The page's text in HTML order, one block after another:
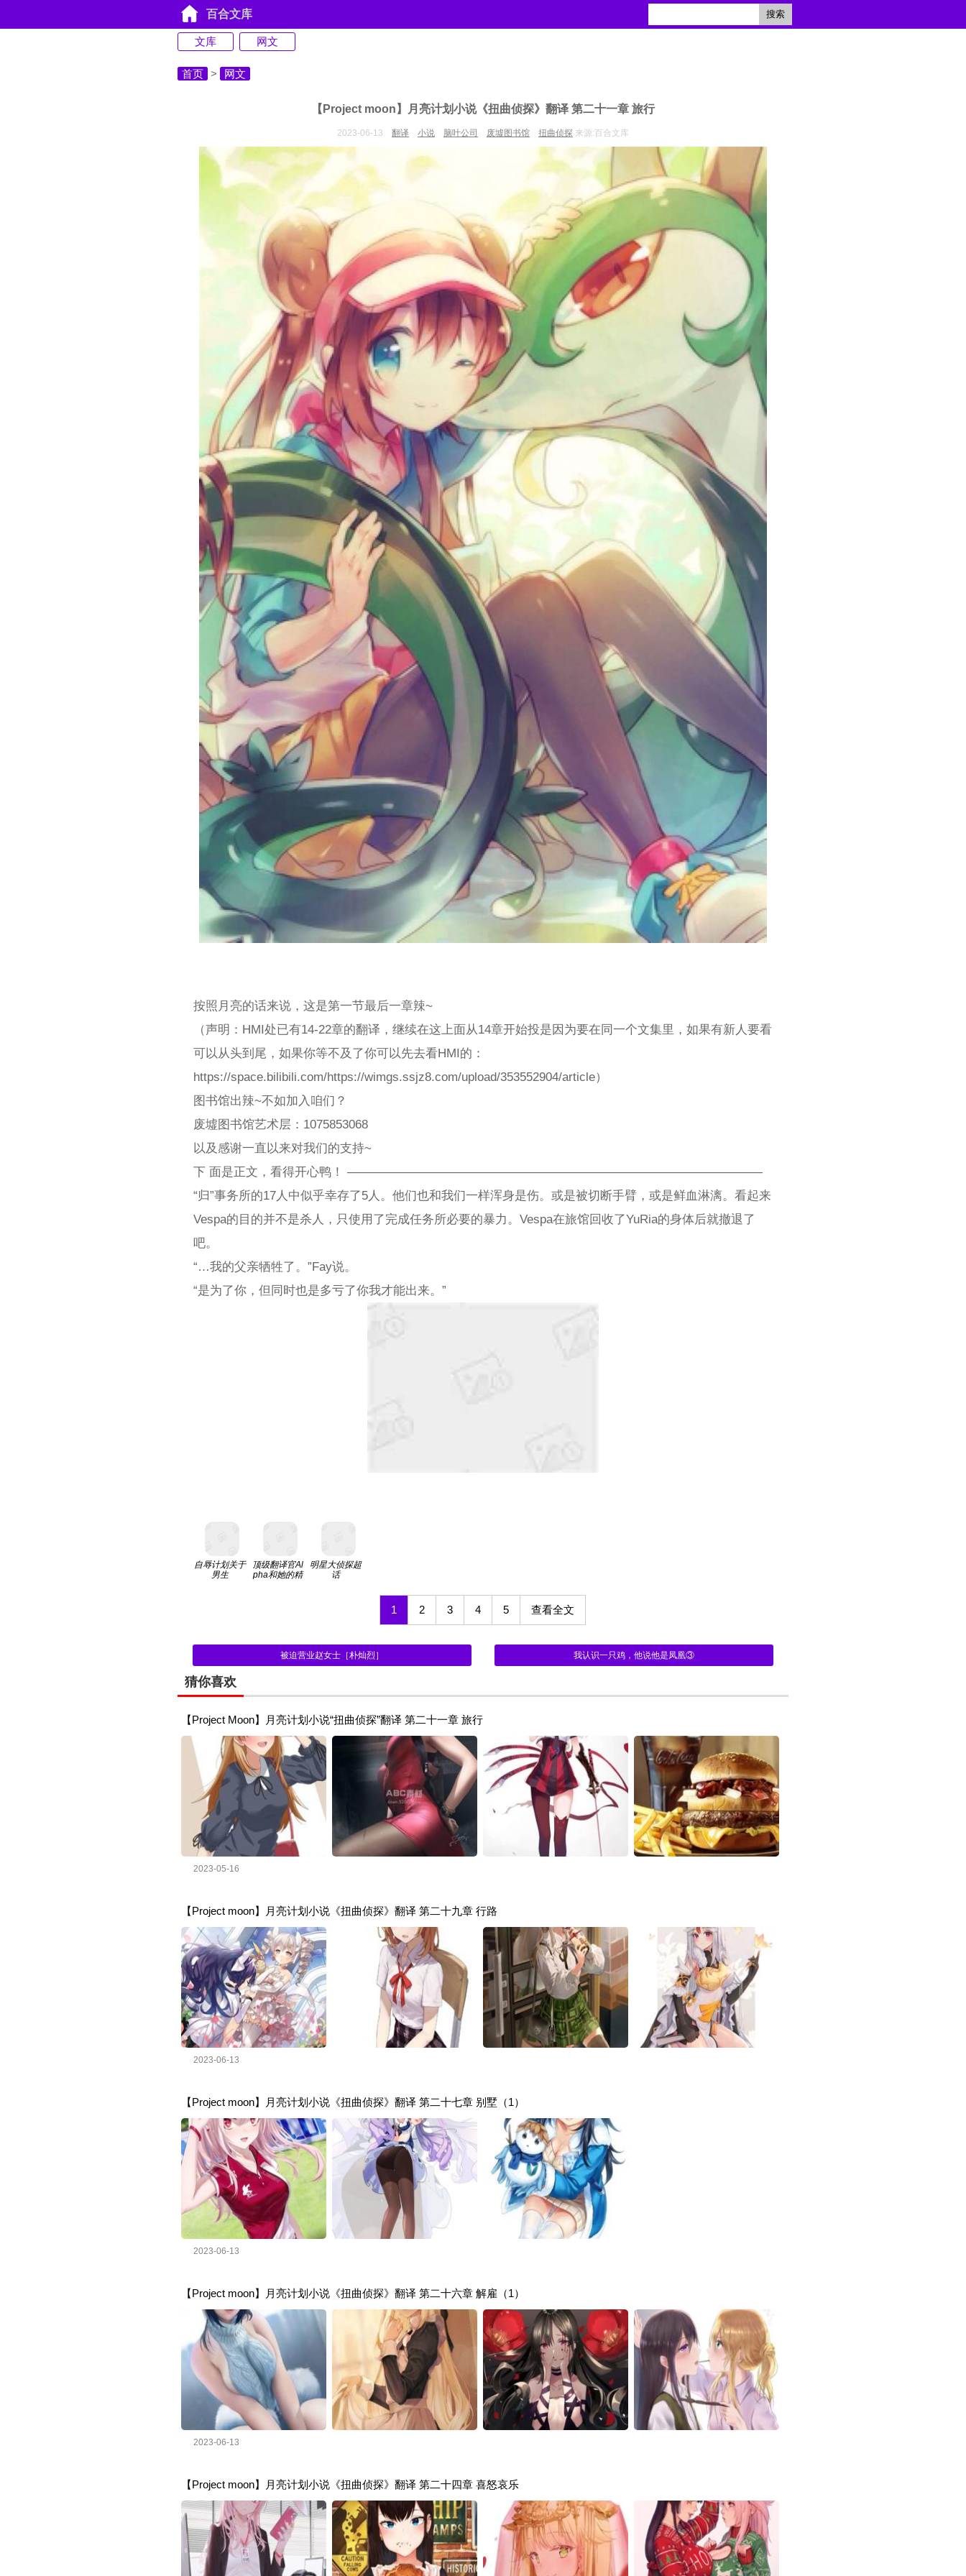
百合文库 搜索
文库 网文
首页 > 网文
【Project moon】月亮计划小说《扭曲侦探》翻译 第二十一章 旅行
2023-06-13 翻译 小说 脑叶公司 废墟图书馆 扭曲侦探 来源:百合文库
按照月亮的话来说，这是第一节最后一章辣~
（声明：HMI处已有14-22章的翻译，继续在这上面从14章开始投是因为要在同一个文集里，如果有新人要看
可以从头到尾，如果你等不及了你可以先去看HMI的：
https://space.bilibili.com/https://wimgs.ssjz8.com/upload/353552904/article）
图书馆出辣~不如加入咱们？
废墟图书馆艺术层：1075853068
以及感谢一直以来对我们的支持~
下 面是正文，看得开心鸭！ ——————————————————————————————————
“归”事务所的17人中似乎幸存了5人。他们也和我们一样浑身是伤。或是被切断手臂，或是鲜血淋漓。看起来
Vespa的目的并不是杀人，只使用了完成任务所必要的暴力。Vespa在旅馆回收了YuRia的身体后就撤退了
吧。
“…我的父亲牺牲了。”Fay说。
“是为了你，但同时也是多亏了你我才能出来。”
自辱计划关于
男生
顶级翻译官Al
pha和她的精
明星大侦探超
话
1 2 3 4 5 查看全文
被迫营业赵女士［朴灿烈］ 我认识一只鸡，他说他是凤凰③
猜你喜欢
【Project Moon】月亮计划小说“扭曲侦探”翻译 第二十一章 旅行
2023-05-16
【Project moon】月亮计划小说《扭曲侦探》翻译 第二十九章 行路
2023-06-13
【Project moon】月亮计划小说《扭曲侦探》翻译 第二十七章 别墅（1）
2023-06-13
【Project moon】月亮计划小说《扭曲侦探》翻译 第二十六章 解雇（1）
2023-06-13
【Project moon】月亮计划小说《扭曲侦探》翻译 第二十四章 喜怒哀乐